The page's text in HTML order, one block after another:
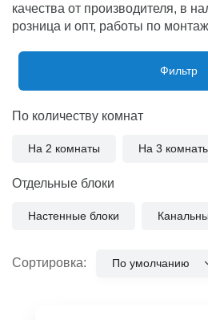
качества от производителя, в
розница и опт, работы по
Фильтр
По количеству комнат
На 2 комнаты На 3
Отдельные блоки
Настенные блоки
Сортировка: По умолчанию